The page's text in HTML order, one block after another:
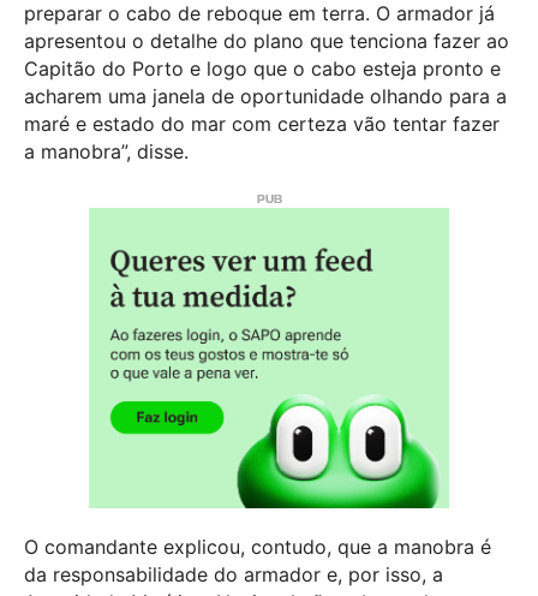
preparar o cabo de reboque em terra. O armador já
apresentou o detalhe do plano que tenciona fazer ao
Capitão do Porto e logo que o cabo esteja pronto e
acharem uma janela de oportunidade olhando para a
maré e estado do mar com certeza vão tentar fazer
a manobra”, disse.
O comandante explicou, contudo, que a manobra é
da responsabilidade do armador e, por isso, a